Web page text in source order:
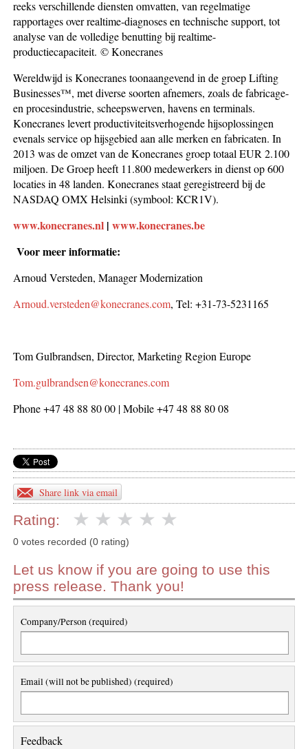
reeks verschillende diensten om­vat­ten, van regelmatige
rapportages over realtime-diagnoses en tech­nische support, tot
analyse van de volledige benutting bij realtime-
productiecapaciteit. © Konecranes
Wereldwijd is Konecranes toonaangevend in de groep Lifting
Businesses™, met diverse soorten afnemers, zoals de fabricage-
en procesindustrie, scheepswerven, havens en terminals.
Konecranes levert productiviteitsverhogende hijsoplossingen
evenals service op hijsgebied aan alle merken en fabricaten. In
2013 was de omzet van de Konecranes groep totaal EUR 2.100
miljoen. De Groep heeft 11.800 medewerkers in dienst op 600
locaties in 48 landen. Konecranes staat geregistreerd bij de
NASDAQ OMX Helsinki (symbool: KCR1V).
www.konecranes.nl |www.konecranes.be
Voor meer informatie:
Arnoud Versteden, Manager Modernization
Arnoud.versteden@konecranes.com, Tel: +31-73-5231165
Tom Gulbrandsen, Director, Marketing Region Europe
Tom.gulbrandsen@konecranes.com
Phone +47 48 88 80 00 | Mobile +47 48 88 80 08
Share link via email
Rating:
0 votes recorded (0 rating)
Let us know if you are going to use this
press release. Thank you!
Company/Person (required)
Email (will not be published) (required)
Feedback